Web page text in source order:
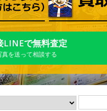
LINEで無料査定
真を送って相談する